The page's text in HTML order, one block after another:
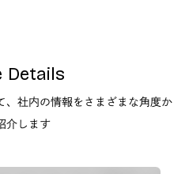
Details
、社内の情報をさまざまな角度か
介します